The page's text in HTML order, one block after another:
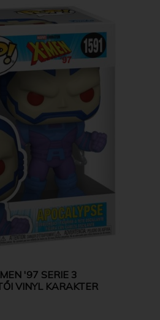
'97 SERIE 3
VINYL KARAKTER